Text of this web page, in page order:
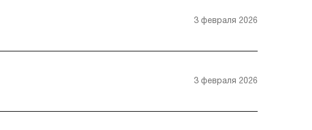
3 февраля 2026
3 февраля 2026